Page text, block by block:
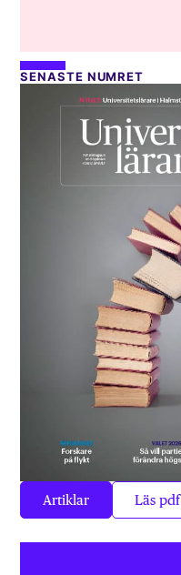
SENASTE NUMRET
Artiklar Läs pdf